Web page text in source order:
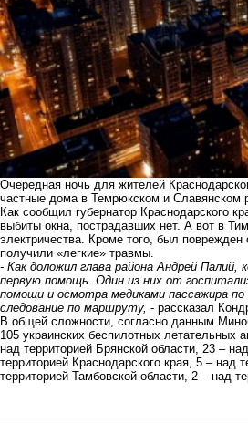
Очередная ночь для жителей
частные дома в Темрюкском и Славянском
Как сообщил губернатор Краснодарского
выбиты окна, пострадавших нет. А вот в
электричества. Кроме того, был поврежден
получили «легкие» травмы.
- Как доложил глава района Андрей
первую помощь. Один из них от
помощи и осмотра медиками пассажира
следование по маршруту, - рассказал
В общей сложности, согласно данным
105 украинских беспилотных летательных
над территорией Брянской области, 23 –
территорией Краснодарского края, 5 – над
территорией Тамбовской области, 2 – над